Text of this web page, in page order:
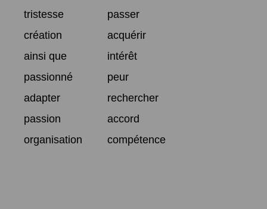
tristesse
passer
création
acquérir
ainsi que
intérêt
passionné
peur
adapter
rechercher
passion
accord
organisation
compétence